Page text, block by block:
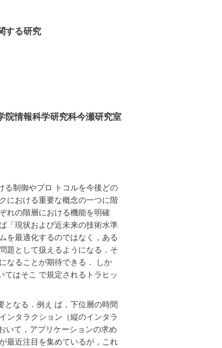
する研究
院情報科学研究科今瀬研究室
る制御やプロ トコルを今後どの
における重要な概念の一つに階
れの階層における機能を明確
「現状および近未来の技術水準
を最適化するのではなく，ある
題として扱えるようになる．そ
なることが期待できる． しか
はそこ で規定されるトラヒッ
なる．例え ば，下位層の時間
ンタラクション（縦のインタラ
いて，アプリケーションの求め
最近注目を集めているが，これ